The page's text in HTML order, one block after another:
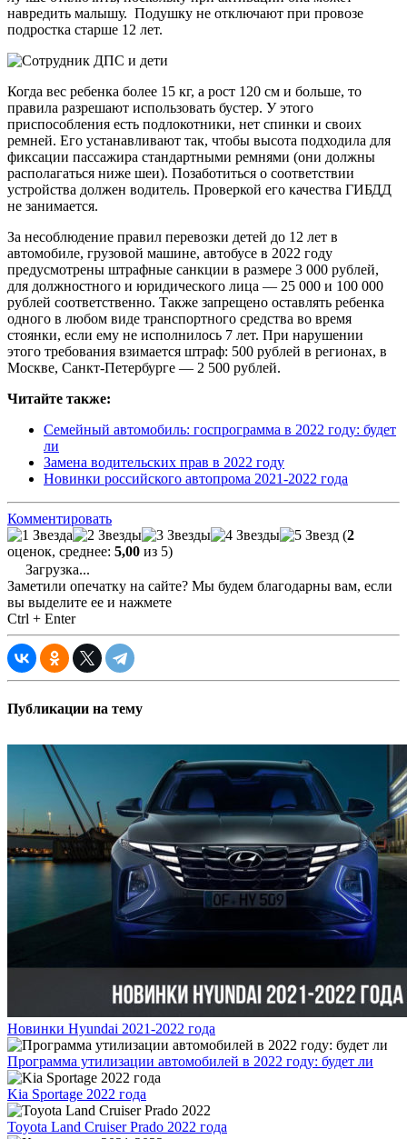
навредить малышу. Подушку не отключают при провозе
подростка старше 12 лет.
Когда вес ребенка более 15 кг, а рост 120 см и больше, то
правила разрешают использовать бустер. У этого
приспособления есть подлокотники, нет спинки и своих
ремней. Его устанавливают так, чтобы высота подходила для
фиксации пассажира стандартными ремнями (они должны
располагаться ниже шеи). Позаботиться о соответствии
устройства должен водитель. Проверкой его качества ГИБДД
не занимается.
За несоблюдение правил перевозки детей до 12 лет в
автомобиле, грузовой машине, автобусе в 2022 году
предусмотрены штрафные санкции в размере 3 000 рублей,
для должностного и юридического лица — 25 000 и 100 000
рублей соответственно. Также запрещено оставлять ребенка
одного в любом виде транспортного средства во время
стоянки, если ему не исполнилось 7 лет. При нарушении
этого требования взимается штраф: 500 рублей в регионах, в
Москве, Санкт-Петербурге — 2 500 рублей.
Читайте также:
Семейный автомобиль: госпрограмма в 2022 году: будет
ли
Замена водительских прав в 2022 году
Новинки российского автопрома 2021-2022 года
Комментировать
(2
оценок, среднее: 5,00 из 5)
Загрузка...
Заметили опечатку на сайте? Мы будем благодарны вам, если
вы выделите ее и нажмете
Ctrl + Enter
Публикации на тему
Новинки Hyundai 2021-2022 года
Программа утилизации автомобилей в 2022 году: будет ли
Kia Sportage 2022 года
Toyota Land Cruiser Prado 2022 года